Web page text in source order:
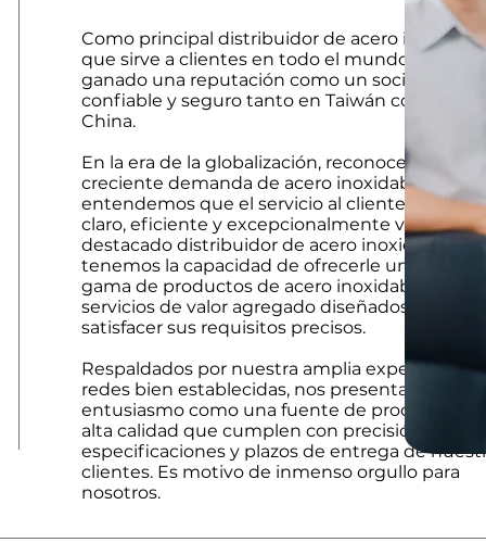
Como principal distribuidor de acero
que sirve a clientes en todo el mundo, hemos
ganado una reputación como un socio
confiable y seguro tanto en Taiwán como en
China.
En la era de la globalización, reconocemos la
creciente demanda de acero inoxidable.
entendemos que el servicio al cliente debe ser
claro, eficiente y excepcionalmente valioso.
destacado distribuidor de acero inoxidable,
tenemos la capacidad de ofrecerle una amplia
gama de productos de acero inoxidable y
servicios de valor agregado diseñados para
satisfacer sus requisitos precisos.
Respaldados por nuestra amplia experiencia y
redes bien establecidas, nos presentamos con
entusiasmo como una fuente de productos
alta calidad que cumplen con precisión las
especificaciones y plazos de entrega de
clientes. Es motivo de inmenso orgullo para
nosotros.